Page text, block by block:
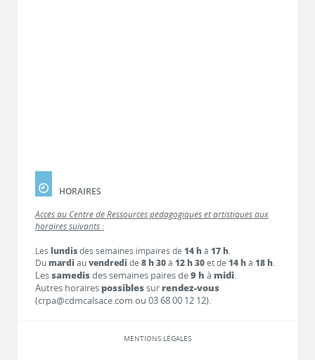
HORAIRES
Accès au Centre de Ressources pédagogiques et artistiques aux
horaires suivants :
Les lundisdes semaines impaires de 14 hà 17 h.
Dumardi auvendredi de 8 h 30à 12 h 30et de 14 hà 18 h.
Lessamedisdes semaines paires de9 h à midi.
Autres horaires possiblessur rendez-vous
(crpa@cdmcalsace.com ou 03 68 00 12 12).
MENTIONS LÉGALES